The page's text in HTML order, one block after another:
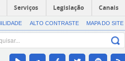
Serviços Legislação Canais
ALTO CONTRASTE MAPA DO SITE